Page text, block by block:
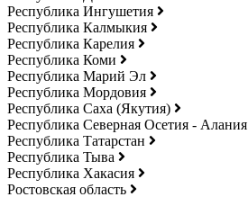
Республика Ингушетия
Республика Калмыкия
Республика Карелия
Республика Коми
Республика Марий Эл
Республика Мордовия
Республика Саха (Якутия)
Республика Северная Осетия - Алания
Республика Татарстан
Республика Тыва
Республика Хакасия
Ростовская область